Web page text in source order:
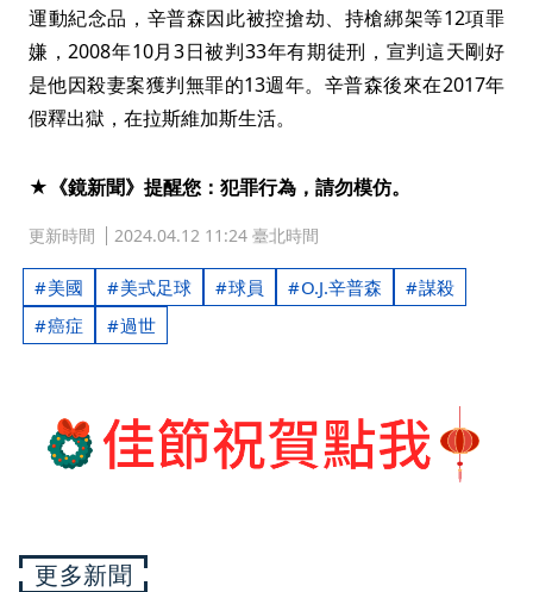
運動紀念品，辛普森因此被控搶劫、持槍綁架等12項罪
嫌，2008年10月3日被判33年有期徒刑，宣判這天剛好
是他因殺妻案獲判無罪的13週年。辛普森後來在2017年
假釋出獄，在拉斯維加斯生活。
★《鏡新聞》提醒您：犯罪行為，請勿模仿。
更新時間 2024.04.12 11:24 臺北時間
美國 美式足球 球員 O.J.辛普森
謀殺
癌症
過世
更多新聞